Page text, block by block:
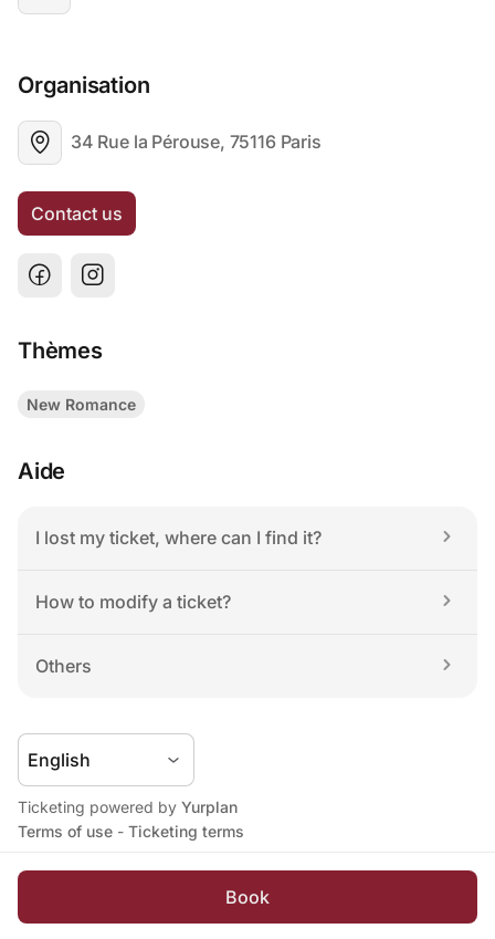
Book
Organisation
34 Rue la Pérouse, 75116 Paris
Contact us
Thèmes
New Romance
Aide
I lost my ticket, where can I find it?
How to modify a ticket?
Others
Ticketing powered by Yurplan
Terms of use - Ticketing terms